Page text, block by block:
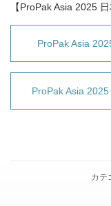
【ProPak Asia 2025
ProPak Asia
ProPak Asia
カテ